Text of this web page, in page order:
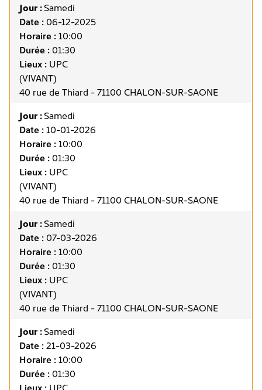
Jour :Samedi
Date :06-12-2025
Horaire :10:00
Durée :01:30
Lieux : UPC
(VIVANT)
40 rue de Thiard - 71100 CHALON-SUR-SAONE
Jour :Samedi
Date :10-01-2026
Horaire :10:00
Durée :01:30
Lieux : UPC
(VIVANT)
40 rue de Thiard - 71100 CHALON-SUR-SAONE
Jour :Samedi
Date :07-03-2026
Horaire :10:00
Durée :01:30
Lieux : UPC
(VIVANT)
40 rue de Thiard - 71100 CHALON-SUR-SAONE
Jour :Samedi
Date :21-03-2026
Horaire :10:00
Durée :01:30
Lieux : UPC